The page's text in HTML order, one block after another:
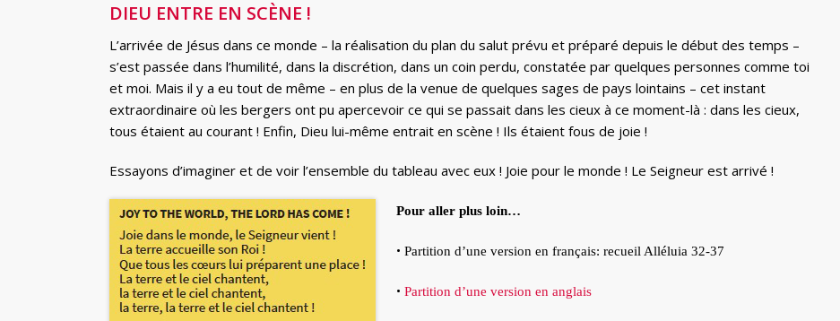
DIEU ENTRE EN SCÈNE !
L’arrivée de Jésus dans ce monde – la réalisation du plan du salut prévu et préparé depuis le début des temps –
s’est passée dans l’humilité, dans la discrétion, dans un coin perdu, constatée par quelques personnes comme toi
et moi. Mais il y a eu tout de même – en plus de la venue de quelques sages de pays lointains – cet instant
extraordinaire où les bergers ont pu apercevoir ce qui se passait dans les cieux à ce moment-là : dans les cieux,
tous étaient au courant ! Enfin, Dieu lui-même entrait en scène ! Ils étaient fous de joie !
Essayons d’imaginer et de voir l’ensemble du tableau avec eux ! Joie pour le monde ! Le Seigneur est arrivé !
Pour aller plus loin…
• Partition d’une version en français: recueil Alléluia 32-37
• Partition d’une version en anglais